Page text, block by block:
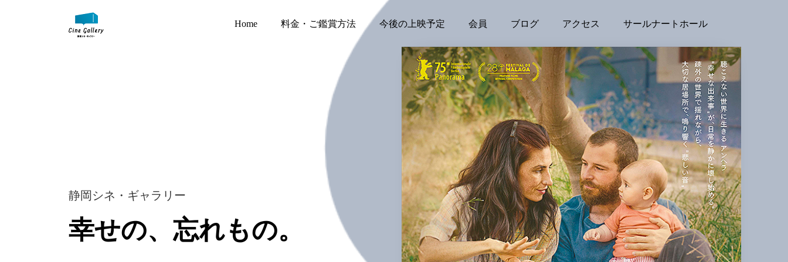
Home 料金・ご鑑賞方法 今後の上映予定 会員 ブログ アクセス サールナートホール
静岡シネ・ギャラリー
幸せの、忘れもの。